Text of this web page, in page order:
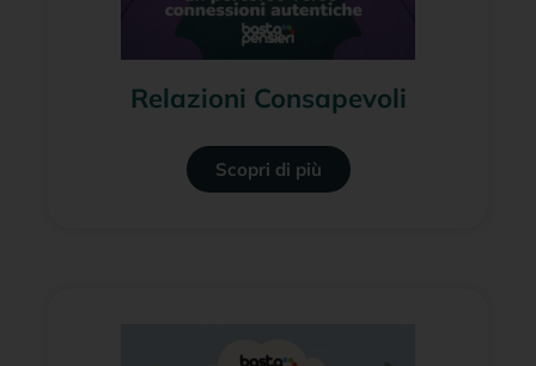
Relazioni Consapevoli
Scopri di più